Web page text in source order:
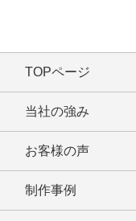
No.6-028
No.6-025
TOPページ
当社の強み
お客様の声
制作事例